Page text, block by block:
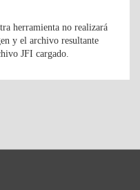
herramienta no realizará
y el archivo resultante
JFI cargado.